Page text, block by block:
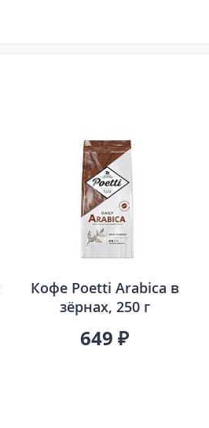
Кофе Poetti Arabica в
зёрнах, 250 г
649 ₽